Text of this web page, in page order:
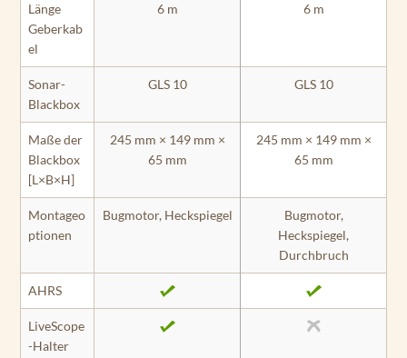
Länge
Geberkab
el
6 m 6 m
Sonar-
Blackbox
GLS 10 GLS 10
Maße der
Blackbox
[L×B×H]
245 mm × 149 mm ×
65 mm
245 mm × 149 mm ×
65 mm
Montageo
ptionen
Bugmotor, Heckspiegel
Bugmotor,
Heckspiegel,
Durchbruch
AHRS
LiveScope
-Halter